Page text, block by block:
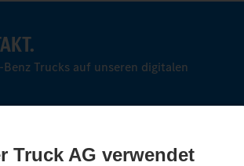
Trucks auf unseren digitalen